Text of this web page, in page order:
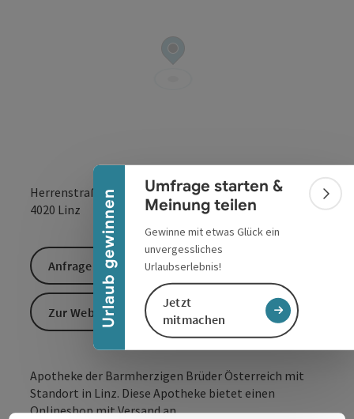
Urlaub gewinnen
Banner einklappen
Umfrage starten &
Meinung teilen
Gewinne mit etwas Glück ein
unvergessliches
Urlaubserlebnis!
Jetzt
mitmachen
Herrenstraße 33
4020 Linz in Google
in
Apotheke der Barmherzigen Brüder Österreich mit
Standort in Linz. Diese Apotheke bietet einen
Onlineshop mit Versand an.
Anfrage senden
Zur Website